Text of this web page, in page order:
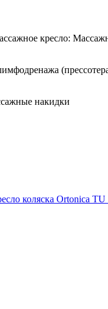
кресло:
накидки
коляска Ortonica TU